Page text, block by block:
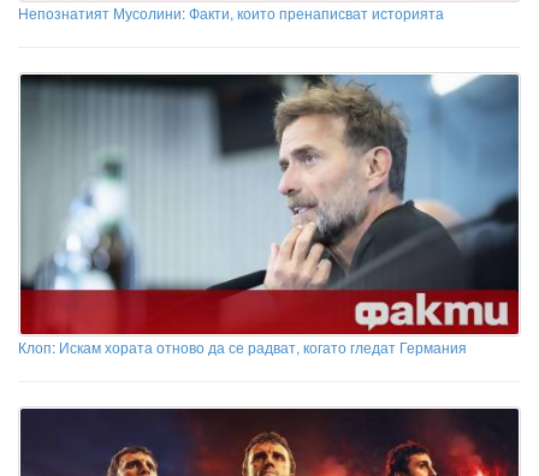
Непознатият Мусолини: Факти, които пренаписват историята
Клоп: Искам хората отново да се радват, когато гледат Германия